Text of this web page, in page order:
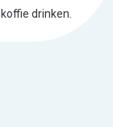
drinken.